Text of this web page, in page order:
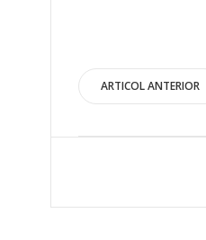
Post
ARTICOL ANTERIOR